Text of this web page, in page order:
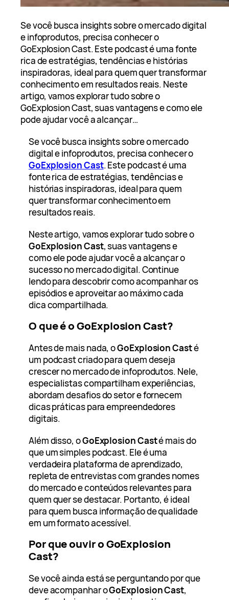
Se você busca insights sobre o mercado digital
e infoprodutos, precisa conhecer o
GoExplosion Cast. Este podcast é uma fonte
rica de estratégias, tendências e histórias
inspiradoras, ideal para quem quer transformar
conhecimento em resultados reais. Neste
artigo, vamos explorar tudo sobre o
GoExplosion Cast, suas vantagens e como ele
pode ajudar você a alcançar…
Se você busca insights sobre o mercado
digital e infoprodutos, precisa conhecer o
GoExplosion Cast. Este podcast é uma
fonte rica de estratégias, tendências e
histórias inspiradoras, ideal para quem
quer transformar conhecimento em
resultados reais.
Neste artigo, vamos explorar tudo sobre o
GoExplosion Cast, suas vantagens e
como ele pode ajudar você a alcançar o
sucesso no mercado digital. Continue
lendo para descobrir como acompanhar os
episódios e aproveitar ao máximo cada
dica compartilhada.
O que é o GoExplosion Cast?
Antes de mais nada, oGoExplosion Casté
um podcast criado para quem deseja
crescer no mercado de infoprodutos. Nele,
especialistas compartilham experiências,
abordam desafios do setor e fornecem
dicas práticas para empreendedores
digitais.
Além disso, oGoExplosion Casté mais do
que um simples podcast. Ele é uma
verdadeira plataforma de aprendizado,
repleta de entrevistas com grandes nomes
do mercado e conteúdos relevantes para
quem quer se destacar. Portanto, é ideal
para quem busca informação de qualidade
em um formato acessível.
Por que ouvir o GoExplosion
Cast?
Se você ainda está se perguntando por que
deve acompanhar oGoExplosion Cast,